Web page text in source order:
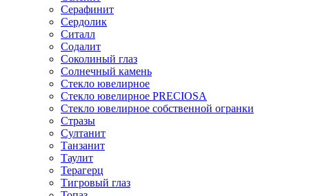
Серафинит
Сердолик
Ситалл
Содалит
Соколиный глаз
Солнечный камень
Стекло ювелирное
Стекло ювелирное PRECIOSA
Стекло ювелирное собственной огранки
Стразы
Султанит
Танзанит
Таулит
Терагерц
Тигровый глаз